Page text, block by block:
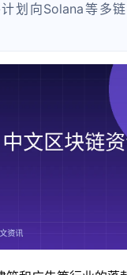
划向Solana等多